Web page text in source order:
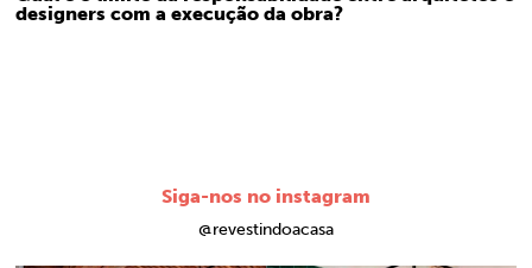
designers com a execução da obra?
Siga-nos no instagram
@revestindoacasa